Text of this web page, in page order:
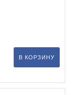
В КОРЗИНУ